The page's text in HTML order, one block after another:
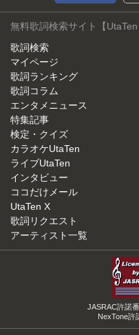
無料歌詞検索サイト【UtaTen
歌詞検索
マイページ
歌詞ランキング
歌詞コラム
エンタメニュース
特集記事
検定・クイズ
カラオケUtaTen
ライブUtaTen
インタビュー
ココだけメール
UtaTen X
歌詞リクエスト
アーティスト一覧
JASRAC許諾
NexTone許